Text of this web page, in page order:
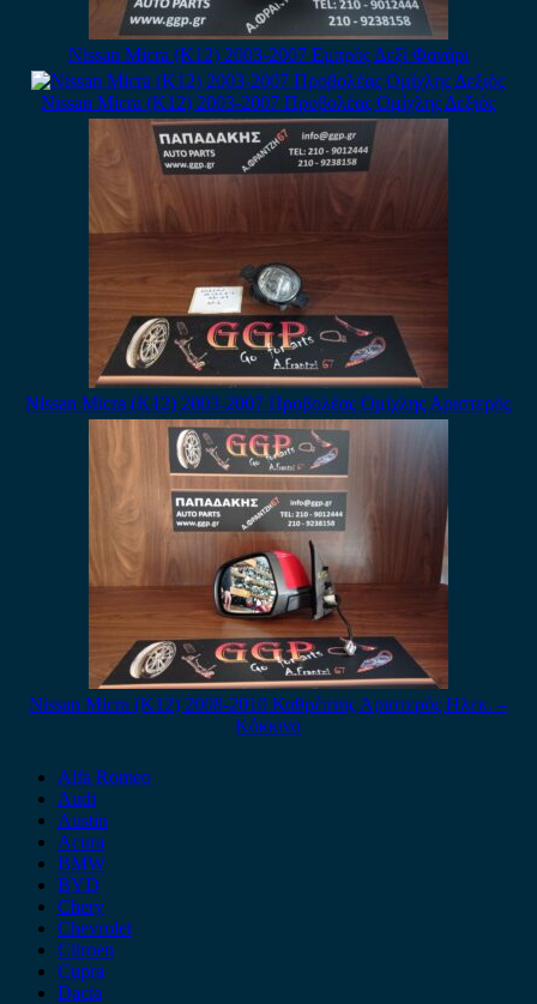
Nissan Micra (K12) 2003-2007 Εμπρός Δεξί Φανάρι
Nissan Micra (K12) 2003-2007 Προβολέας Ομίχλης Δεξιός
Nissan Micra (K12) 2003-2007 Προβολέας Ομίχλης Αριστερός
Nissan Micra (K12) 2008-2010 Καθρέπτης Αριστερός Ηλεκ. –
Κόκκινο
Alfa Romeo
Audi
Austin
Acura
BMW
BYD
Chery
Chevrolet
Citroen
Cupra
Dacia